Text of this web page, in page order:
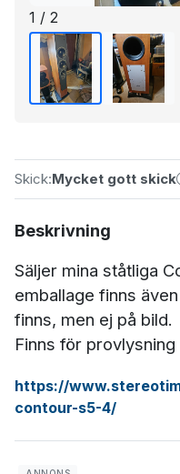
1 / 2
Skick:Mycket gott skick
Beskrivning
Säljer mina ståtliga
emballage finns
finns, men ej på bild.
Finns för
https://
contour-s5-4/